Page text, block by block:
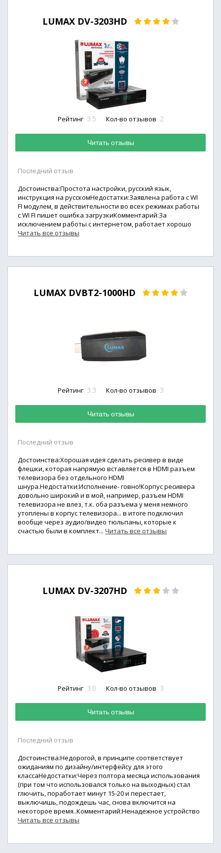
LUMAX DV-3203HD
Рейтинг 3.5 Кол-во отзывов 2
Читать отзывы
Последний отзыв
Достоинства:Простота настройки, русский язык,
инструкция на русскомНедостатки:Заявлена работа с WI
FI модулем, в действительности во всех режимах работы
с WI FI пишет ошибка загрузкиКомментарий:За
исключением работы с интернетом, работает хорошо
Читать все отзывы
LUMAX DVBT2-1000HD
Рейтинг 3.3 Кол-во отзывов 3
Читать отзывы
Последний отзыв
Достоинства:Хорошая идея сделать ресивер в виде
флешки, которая напрямую вставляется в HDMI разъем
телевизора без отдельного HDMI
шнура.Недостатки:Исполнение- говно!Корпус ресивера
довольно широкий и в мой, например, разъем HDMI
телевизора не влез, т.к. оба разъема у меня немного
утоплены в корпус телевизора... в итоге подключил
вообще через аудио/видео тюльпаны, которые к
счастью были в комплект... Читать все отзывы
LUMAX DV-3207HD
Рейтинг 3.0 Кол-во отзывов 3
Читать отзывы
Последний отзыв
Достоинства:Недорогой, в принципе соответствует
ожиданиям по дизайну/интерфейсу для этого
классаНедостатки:Через полтора месяца использования
(при том что использовался только на выходных) стал
глючить, поработает минут 15-20 и перестает,
выключишь, подождешь час, снова включится на
некоторое время..Комментарий:Ненадежное устройство
Читать все отзывы